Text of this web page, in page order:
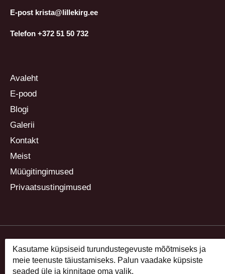
E-post krista@lillekirg.ee
Telefon +372 51 50 732
Avaleht
E-pood
Blogi
Galerii
Kontakt
Meist
Müügitingimused
Privaatsustingimused
Kasutame küpsiseid turundustegevuste mõõtmiseks ja
meie teenuste täiustamiseks. Palun vaadake küpsiste
seaded üle ja kinnitage oma valik.